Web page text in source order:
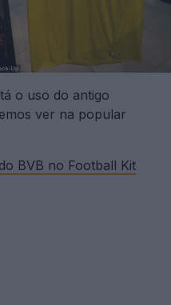
o uso do antigo
ver na popular
BVB no Football Kit